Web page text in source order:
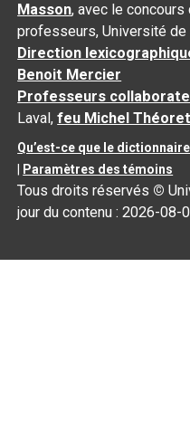
Masson, avec le concours
professeurs, Université de
Direction
Benoit Mercier
Professeurs
Laval,feu Michel
Qu’est-ce que le
Paramètres des témoins
Tous droits réservés ©
jour du contenu :2026-08-